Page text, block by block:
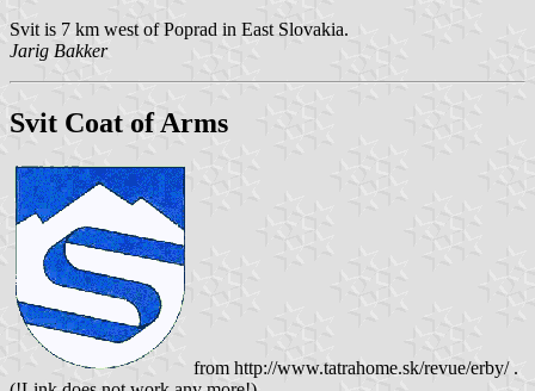
Svit is 7 km west of Poprad in East Slovakia.
Jarig Bakker
Svit Coat of Arms
from http://www.tatrahome.sk/revue/erby/ .